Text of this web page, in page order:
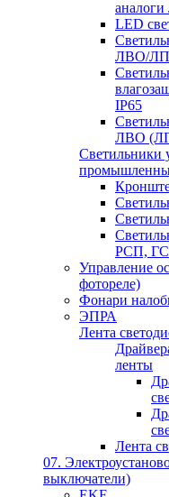
LED
ЛВО/
IP65
ЛВО
Светильники
РСП,
Управление
фотореле)
Фонари
ЭПРА
Лента
ленты
Лента
07.
выключатели)